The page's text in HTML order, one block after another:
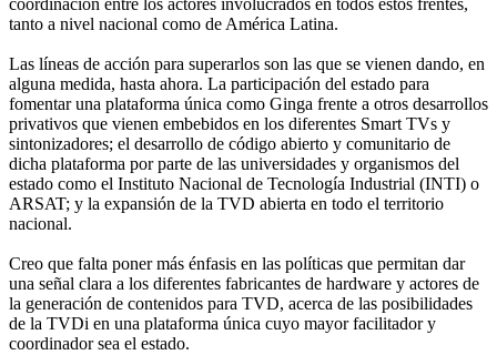
coordinación entre los actores involucrados en todos estos frentes,
tanto a nivel nacional como de América Latina.
Las líneas de acción para superarlos son las que se vienen dando, en
alguna medida, hasta ahora. La participación del estado para
fomentar una plataforma única como Ginga frente a otros desarrollos
privativos que vienen embebidos en los diferentes Smart TVs y
sintonizadores; el desarrollo de código abierto y comunitario de
dicha plataforma por parte de las universidades y organismos del
estado como el Instituto Nacional de Tecnología Industrial (INTI) o
ARSAT; y la expansión de la TVD abierta en todo el territorio
nacional.
Creo que falta poner más énfasis en las políticas que permitan dar
una señal clara a los diferentes fabricantes de hardware y actores de
la generación de contenidos para TVD, acerca de las posibilidades
de la TVDi en una plataforma única cuyo mayor facilitador y
coordinador sea el estado.